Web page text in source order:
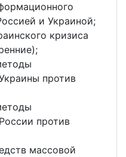
и Украиной;
кризиса
против
против
массовой